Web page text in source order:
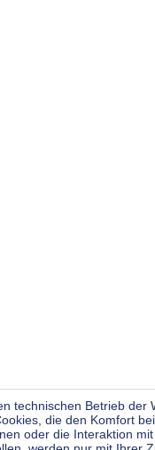
technischen Betrieb der
die den Komfort
oder die Interaktion